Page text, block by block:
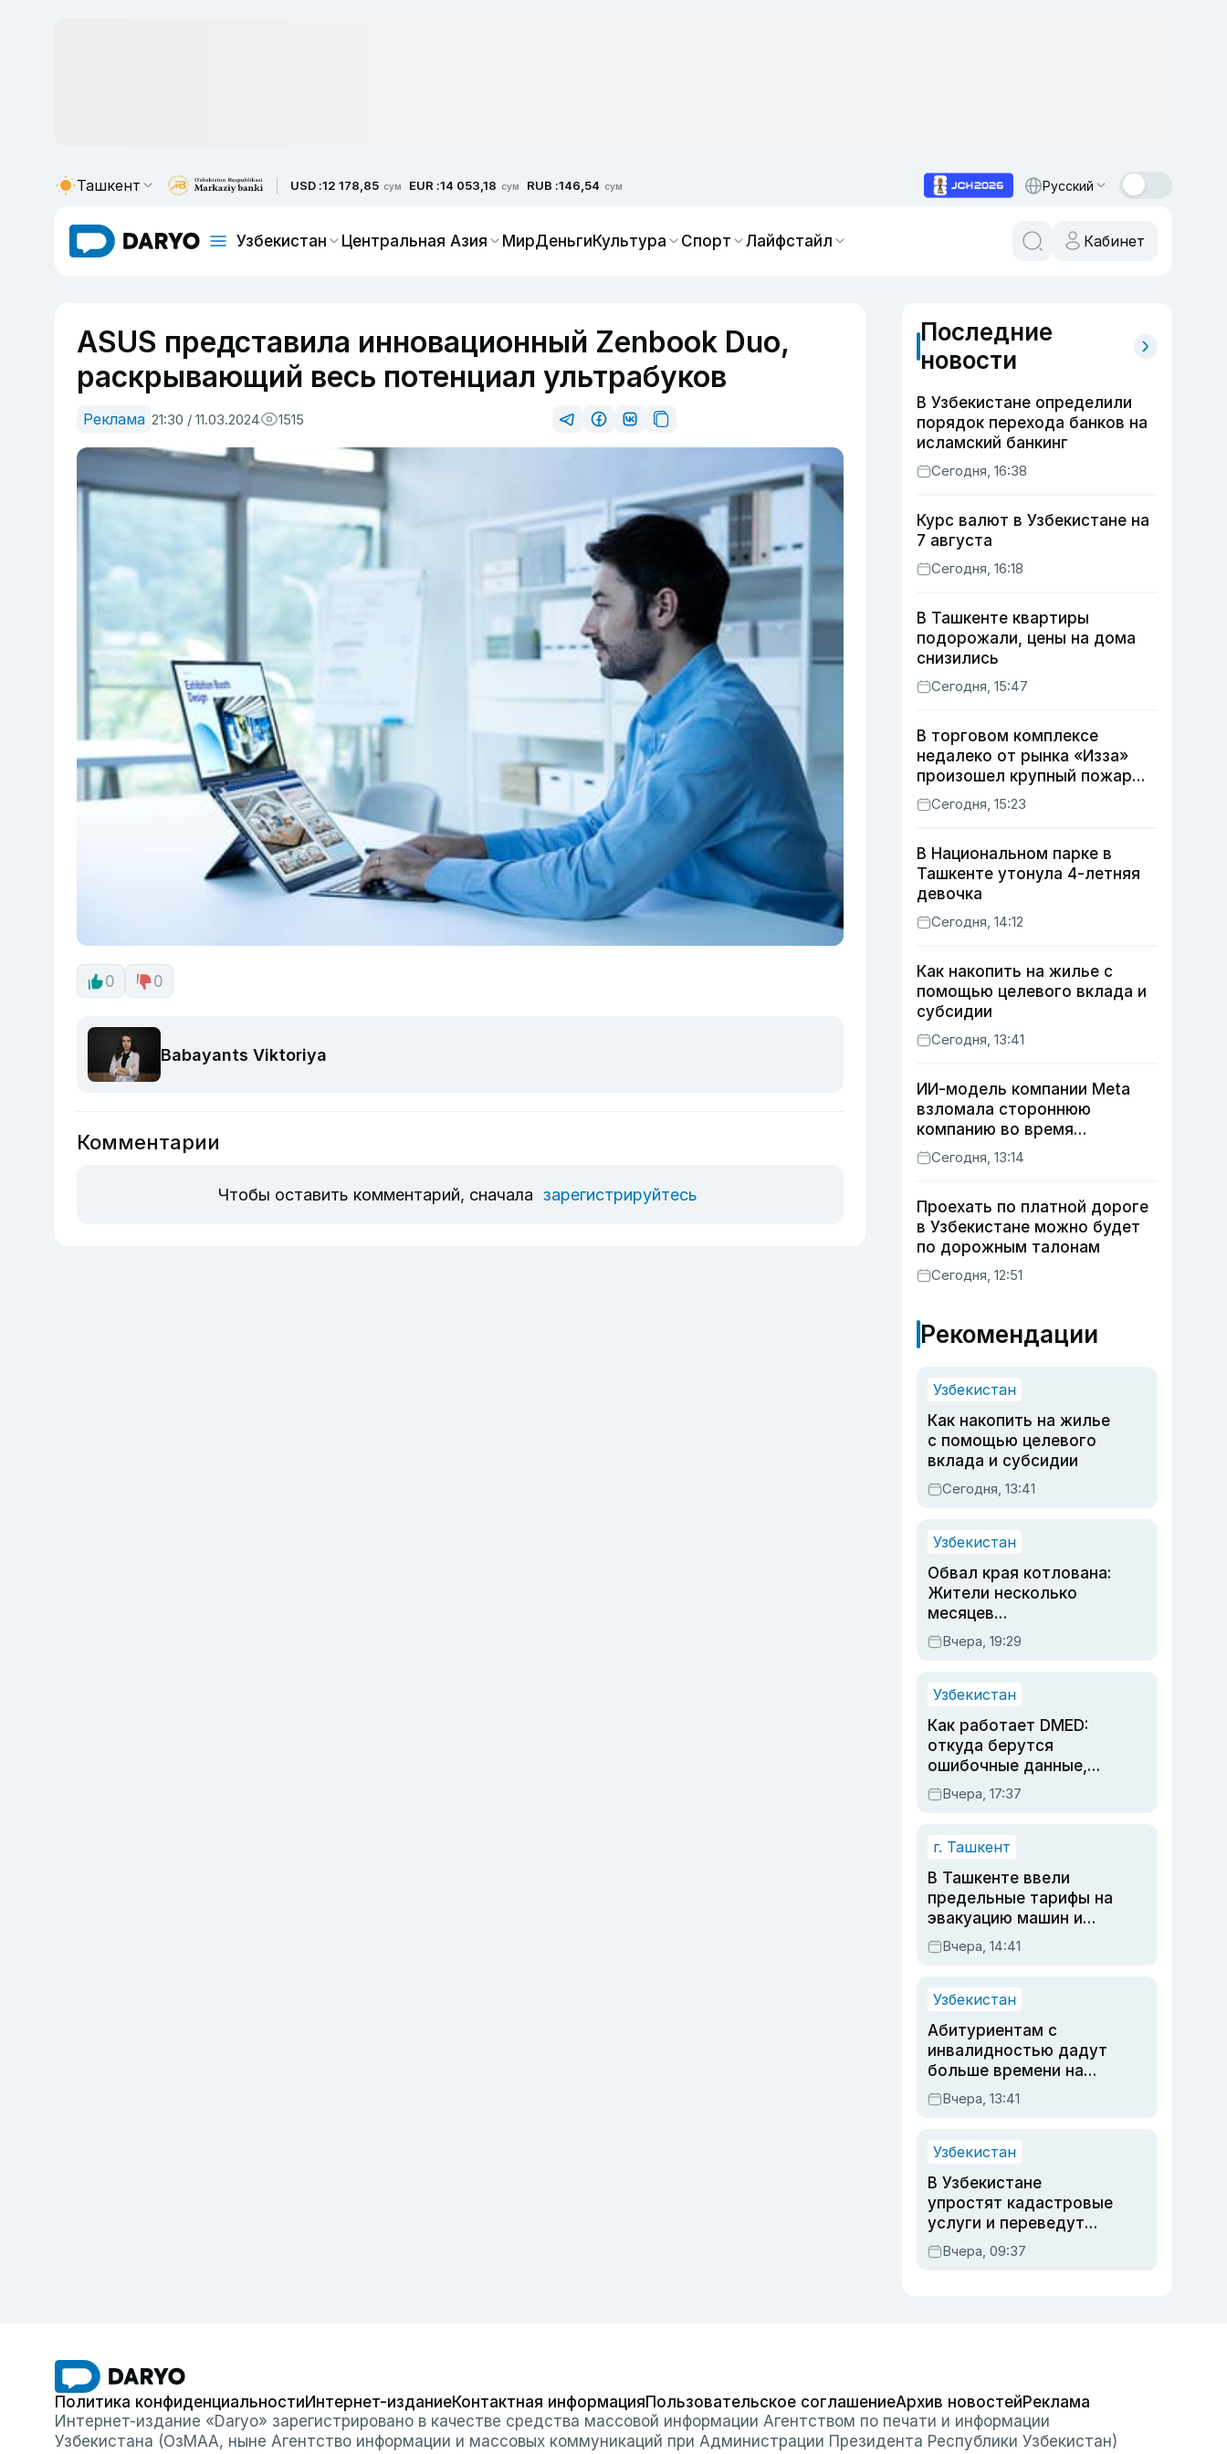
Ташкент USD :12 178,85 сум EUR :14 053,18 сум RUB :146,54 сум Русский
Узбекистан Центральная Азия МирДеньгиКультура Спорт Лайфстайл Кабинет
ASUS представила инновационный Zenbook Duo,
раскрывающий весь потенциал ультрабуков
Реклама 21:30 / 11.03.2024 1515
0 0
Babayants Viktoriya
Комментарии
Чтобы оставить комментарий, сначала зарегистрируйтесь
Последние
новости
В Узбекистане определили
порядок перехода банков на
исламский банкинг
Сегодня, 16:38
Курс валют в Узбекистане на
7 августа
Сегодня, 16:18
В Ташкенте квартиры
подорожали, цены на дома
снизились
Сегодня, 15:47
В торговом комплексе
недалеко от рынка «Изза»
произошел крупный пожар
(видео)
Сегодня, 15:23
В Национальном парке в
Ташкенте утонула 4-летняя
девочка
Сегодня, 14:12
Как накопить на жилье с
помощью целевого вклада и
субсидии
Сегодня, 13:41
ИИ-модель компании Meta
взломала стороннюю
компанию во время
тестирования
кибербезопасности
Сегодня, 13:14
Проехать по платной дороге
в Узбекистане можно будет
по дорожным талонам
Сегодня, 12:51
Рекомендации
Узбекистан
Как накопить на жилье
с помощью целевого
вклада и субсидии
Сегодня, 13:41
Узбекистан
Обвал края котлована:
Жители несколько
месяцев
предупреждали об
опасности, но стройка
Вчера, 19:29
Узбекистан
Как работает DMED:
откуда берутся
ошибочные данные,
дубли аккаунтов и
очереди по онлайн-
Вчера, 17:37
г. Ташкент
В Ташкенте ввели
предельные тарифы на
эвакуацию машин и
штрафстоянки
Вчера, 14:41
Узбекистан
Абитуриентам с
инвалидностью дадут
больше времени на
вступительных
экзаменах
Вчера, 13:41
Узбекистан
В Узбекистане
упростят кадастровые
услуги и переведут
регистрацию
недвижимости в
Вчера, 09:37
Политика конфиденциальностиИнтернет-изданиеКонтактная информацияПользовательское соглашениеАрхив новостейРеклама
Интернет-издание «Daryo» зарегистрировано в качестве средства массовой информации Агентством по печати и информации
Узбекистана (ОзМАА, ныне Агентство информации и массовых коммуникаций при Администрации Президента Республики Узбекистан)